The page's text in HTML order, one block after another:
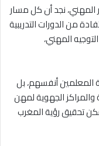
نجد أن كل مسار
من الدورات التدريبية
المهني،
أنفسهم، بل
الجهوية لمهن
تحقيق رؤية المغرب